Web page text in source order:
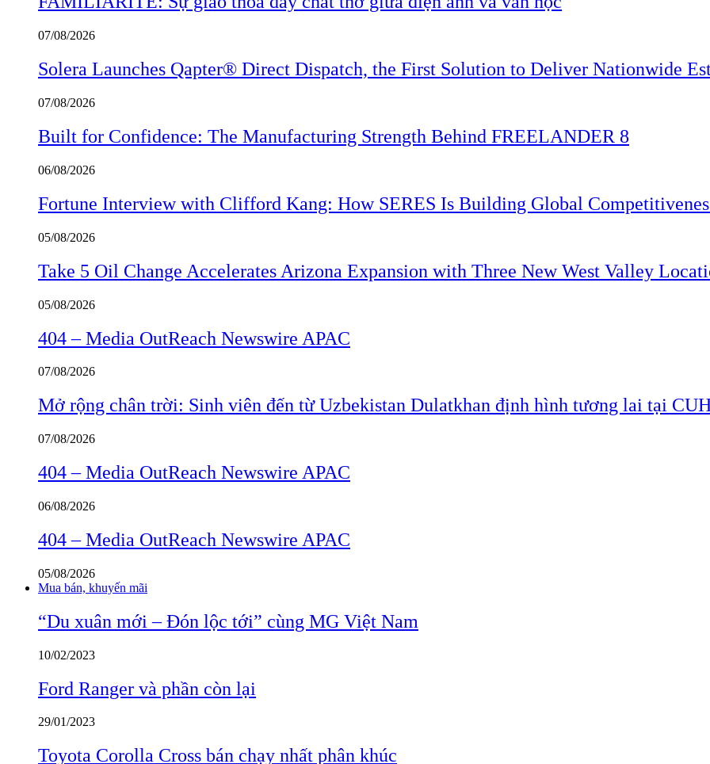
07/08/2026
Solera Launches Qapter® Direct Dispatch, the First Solution to Deliver Nationwide
07/08/2026
Built for Confidence: The Manufacturing Strength Behind FREELANDER 8
06/08/2026
Fortune Interview with Clifford Kang: How SERES Is Building Global
05/08/2026
Take 5 Oil Change Accelerates Arizona Expansion with Three New West Valley
05/08/2026
404 – Media OutReach Newswire APAC
07/08/2026
Mở rộng chân trời: Sinh viên đến từ Uzbekistan Dulatkhan định hình tương lai tại
07/08/2026
404 – Media OutReach Newswire APAC
06/08/2026
404 – Media OutReach Newswire APAC
05/08/2026
Mua bán, khuyến mãi
“Du xuân mới – Đón lộc tới” cùng MG Việt Nam
10/02/2023
Ford Ranger và phần còn lại
29/01/2023
Toyota Corolla Cross bán chạy nhất phân khúc